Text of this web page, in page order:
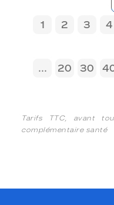
1 2 3 4
...
20 30
Tarifs TTC, avant
complémentaire santé